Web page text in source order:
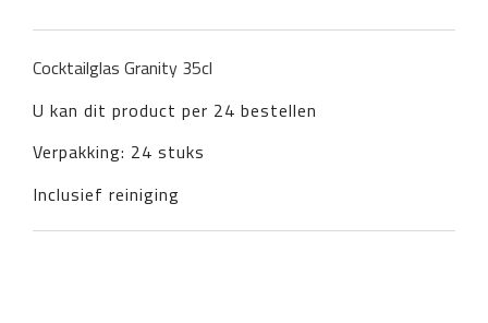
Cocktailglas Granity 35cl
U kan dit product per 24 bestellen
Verpakking: 24 stuks
Inclusief reiniging